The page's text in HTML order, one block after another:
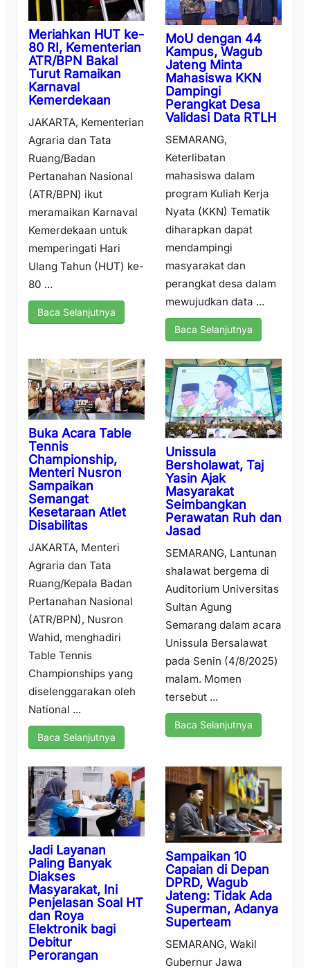
Meriahkan HUT ke-
80 RI, Kementerian
ATR/BPN Bakal
Turut Ramaikan
Karnaval
Kemerdekaan
JAKARTA, Kementerian
Agraria dan Tata
Ruang/Badan
Pertanahan Nasional
(ATR/BPN) ikut
meramaikan Karnaval
Kemerdekaan untuk
memperingati Hari
Ulang Tahun (HUT) ke-
80 ...
Baca Selanjutnya
MoU dengan 44
Kampus, Wagub
Jateng Minta
Mahasiswa KKN
Dampingi
Perangkat Desa
Validasi Data RTLH
SEMARANG,
Keterlibatan
mahasiswa dalam
program Kuliah Kerja
Nyata (KKN) Tematik
diharapkan dapat
mendampingi
masyarakat dan
perangkat desa dalam
mewujudkan data ...
Baca Selanjutnya
Buka Acara Table
Tennis
Championship,
Menteri Nusron
Sampaikan
Semangat
Kesetaraan Atlet
Disabilitas
JAKARTA, Menteri
Agraria dan Tata
Ruang/Kepala Badan
Pertanahan Nasional
(ATR/BPN), Nusron
Wahid, menghadiri
Table Tennis
Championships yang
diselenggarakan oleh
National ...
Baca Selanjutnya
Unissula
Bersholawat, Taj
Yasin Ajak
Masyarakat
Seimbangkan
Perawatan Ruh dan
Jasad
SEMARANG, Lantunan
shalawat bergema di
Auditorium Universitas
Sultan Agung
Semarang dalam acara
Unissula Bersalawat
pada Senin (4/8/2025)
malam. Momen
tersebut ...
Baca Selanjutnya
Jadi Layanan
Paling Banyak
Diakses
Masyarakat, Ini
Penjelasan Soal HT
dan Roya
Elektronik bagi
Debitur
Perorangan
Sampaikan 10
Capaian di Depan
DPRD, Wagub
Jateng: Tidak Ada
Superman, Adanya
Superteam
SEMARANG, Wakil
Gubernur Jawa